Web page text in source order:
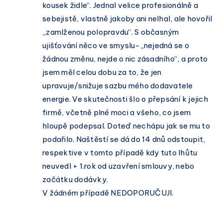
kousek židle“. Jednal velice profesionálně a
sebejistě, vlastně jakoby ani nelhal, ale hovořil
„zamlženou polopravdu“. S občasným
ujišťování něco ve smyslu-„nejedná se o
žádnou změnu, nejde o nic zásadního“, a proto
jsem měl celou dobu za to, že jen
upravuje/snižuje sazbu mého dodavatele
energie. Ve skutečnosti šlo o přepsání k jejich
firmě, včetně plné moci a všeho, co jsem
hloupě podepsal. Doteď nechápu jak se mu to
podařilo. Naštěstí se dá do 14 dnů odstoupit,
respektive v tomto případě kdy tuto lhůtu
neuvedl + 1.rok od uzavření smlouvy, nebo
začátku dodávky.
V žádném případě NEDOPORUČUJI.